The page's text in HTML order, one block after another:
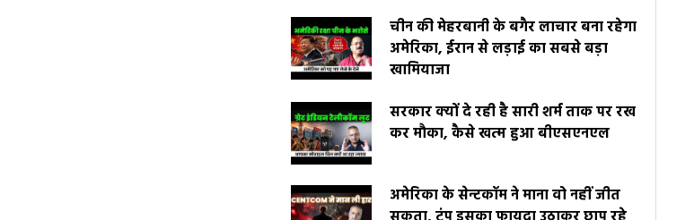
चीन की मेहरबानी के बगैर लाचार बना रहेगा
अमेरिका, ईरान से लड़ाई का सबसे बड़ा
खामियाजा
सरकार क्यों दे रही है सारी शर्म ताक पर रख
कर मौका, कैसे खत्म हुआ बीएसएनएल
अमेरिका के सेन्टकॉम ने माना वो नहीं जीत